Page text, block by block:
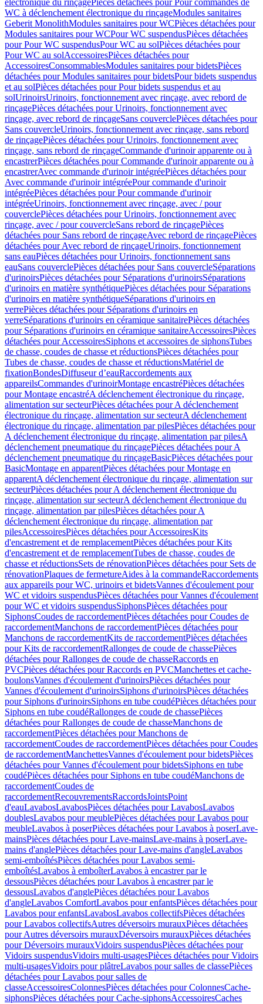
électronique du rinçagePièces détachées pour Pour commandes de
WC à déclenchement électronique du rinçageModules sanitaires
Geberit MonolithModules sanitaires pour WCPièces détachées pour
Modules sanitaires pour WCPour WC suspendusPièces détachées
pour Pour WC suspendusPour WC au solPièces détachées pour
Pour WC au solAccessoiresPièces détachées pour
AccessoiresConsommablesModules sanitaires pour bidetsPièces
détachées pour Modules sanitaires pour bidetsPour bidets suspendus
et au solPièces détachées pour Pour bidets suspendus et au
solUrinoirsUrinoirs, fonctionnement avec rinçage, avec rebord de
rinçagePièces détachées pour Urinoirs, fonctionnement avec
rinçage, avec rebord de rinçageSans couverclePièces détachées pour
Sans couvercleUrinoirs, fonctionnement avec rinçage, sans rebord
de rinçagePièces détachées pour Urinoirs, fonctionnement avec
rinçage, sans rebord de rinçageCommande d'urinoir apparente ou à
encastrerPièces détachées pour Commande d'urinoir apparente ou à
encastrerAvec commande d'urinoir intégréePièces détachées pour
Avec commande d'urinoir intégréePour commande d'urinoir
intégréePièces détachées pour Pour commande d'urinoir
intégréeUrinoirs, fonctionnement avec rinçage, avec / pour
couverclePièces détachées pour Urinoirs, fonctionnement avec
rinçage, avec / pour couvercleSans rebord de rinçagePièces
détachées pour Sans rebord de rinçageAvec rebord de rinçagePièces
détachées pour Avec rebord de rinçageUrinoirs, fonctionnement
sans eauPièces détachées pour Urinoirs, fonctionnement sans
eauSans couverclePièces détachées pour Sans couvercleSéparations
d'urinoirsPièces détachées pour Séparations d'urinoirsSéparations
d'urinoirs en matière synthétiquePièces détachées pour Séparations
d'urinoirs en matière synthétiqueSéparations d'urinoirs en
verrePièces détachées pour Séparations d'urinoirs en
verreSéparations d'urinoirs en céramique sanitairePièces détachées
pour Séparations d'urinoirs en céramique sanitaireAccessoiresPièces
détachées pour AccessoiresSiphons et accessoires de siphonsTubes
de chasse, coudes de chasse et réductionsPièces détachées pour
Tubes de chasse, coudes de chasse et réductionsMatériel de
fixationBondesDiffuseur d’eauRaccordements aux
appareilsCommandes d'urinoirMontage encastréPièces détachées
pour Montage encastréA déclenchement électronique du rinçage,
alimentation sur secteurPièces détachées pour A déclenchement
électronique du rinçage, alimentation sur secteurA déclenchement
électronique du rinçage, alimentation par pilesPièces détachées pour
A déclenchement électronique du rinçage, alimentation par pilesA
déclenchement pneumatique du rinçagePièces détachées pour A
déclenchement pneumatique du rinçageBasicPièces détachées pour
BasicMontage en apparentPièces détachées pour Montage en
apparentA déclenchement électronique du rinçage, alimentation sur
secteurPièces détachées pour A déclenchement électronique du
rinçage, alimentation sur secteurA déclenchement électronique du
rinçage, alimentation par pilesPièces détachées pour A
déclenchement électronique du rinçage, alimentation par
pilesAccessoiresPièces détachées pour AccessoiresKits
d'encastrement et de remplacementPièces détachées pour Kits
d'encastrement et de remplacementTubes de chasse, coudes de
chasse et réductionsSets de rénovationPièces détachées pour Sets de
rénovationPlaques de fermetureAides à la commandeRaccordements
aux appareils pour WC, urinoirs et bidetsVannes d'écoulement pour
WC et vidoirs suspendusPièces détachées pour Vannes d'écoulement
pour WC et vidoirs suspendusSiphonsPièces détachées pour
SiphonsCoudes de raccordementPièces détachées pour Coudes de
raccordementManchons de raccordementPièces détachées pour
Manchons de raccordementKits de raccordementPièces détachées
pour Kits de raccordementRallonges de coude de chassePièces
détachées pour Rallonges de coude de chasseRaccords en
PVCPièces détachées pour Raccords en PVCManchettes et cache-
boulonsVannes d'écoulement d'urinoirsPièces détachées pour
Vannes d'écoulement d'urinoirsSiphons d'urinoirsPièces détachées
pour Siphons d'urinoirsSiphons en tube coudéPièces détachées pour
Siphons en tube coudéRallonges de coude de chassePièces
détachées pour Rallonges de coude de chasseManchons de
raccordementPièces détachées pour Manchons de
raccordementCoudes de raccordementPièces détachées pour Coudes
de raccordementManchettesVannes d'écoulement pour bidetsPièces
détachées pour Vannes d'écoulement pour bidetsSiphons en tube
coudéPièces détachées pour Siphons en tube coudéManchons de
raccordementCoudes de
raccordementRecouvrementsRaccordsJointsPoint
d'eauLavabosLavabosPièces détachées pour LavabosLavabos
doublesLavabos pour meublePièces détachées pour Lavabos pour
meubleLavabos à poserPièces détachées pour Lavabos à poserLave-
mainsPièces détachées pour Lave-mainsLave-mains à poserLave-
mains d'anglePièces détachées pour Lave-mains d'angleLavabos
semi-emboîtésPièces détachées pour Lavabos semi-
emboîtésLavabos à emboîterLavabos à encastrer par le
dessousPièces détachées pour Lavabos à encastrer par le
dessousLavabos d'anglePièces détachées pour Lavabos
d'angleLavabos ComfortLavabos pour enfantsPièces détachées pour
Lavabos pour enfantsLavabosLavabos collectifsPièces détachées
pour Lavabos collectifsAutres déversoirs murauxPièces détachées
pour Autres déversoirs murauxDéversoirs murauxPièces détachées
pour Déversoirs murauxVidoirs suspendusPièces détachées pour
Vidoirs suspendusVidoirs multi-usagesPièces détachées pour Vidoirs
multi-usagesVidoirs pour plâtreLavabos pour salles de classePièces
détachées pour Lavabos pour salles de
classeAccessoiresColonnesPièces détachées pour ColonnesCache-
siphonsPièces détachées pour Cache-siphonsAccessoiresCaches